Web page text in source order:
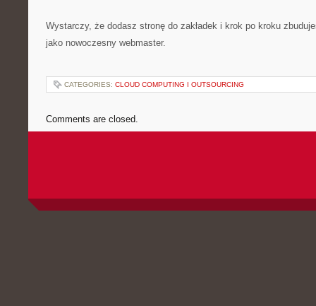
Wystarczy, że dodasz stronę do zakładek i krok po kroku
jako nowoczesny webmaster.
CATEGORIES: CLOUD COMPUTING I OUTSOURCING
Comments are closed.